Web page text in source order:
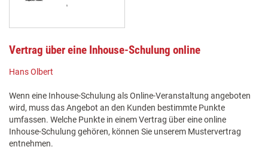
Vertrag über eine Inhouse-Schulung online
Hans Olbert
Wenn eine Inhouse-Schulung als Online-Veranstaltung angeboten
wird, muss das Angebot an den Kunden bestimmte Punkte
umfassen. Welche Punkte in einem Vertrag über eine online
Inhouse-Schulung gehören, können Sie unserem Mustervertrag
entnehmen.